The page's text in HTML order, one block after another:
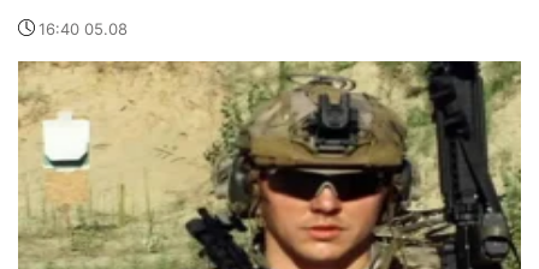
16:40 05.08